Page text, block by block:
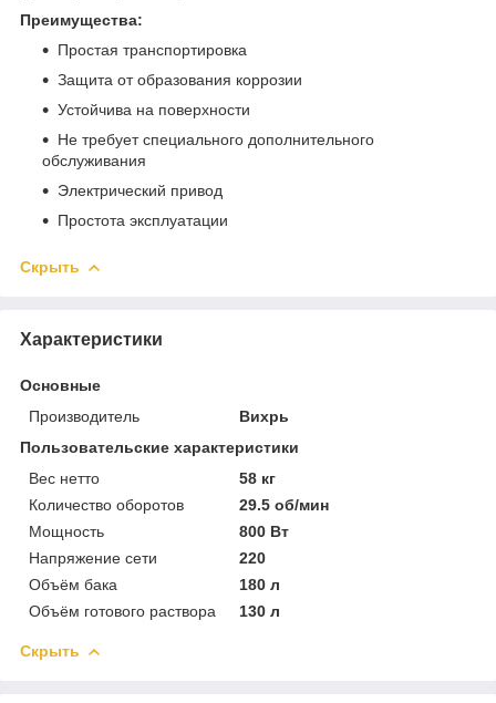
Преимущества:
Простая транспортировка
Защита от образования коррозии
Устойчива на поверхности
Не требует специального дополнительного
обслуживания
Электрический привод
Простота эксплуатации
Скрыть
Характеристики
Основные
Производитель
Вихрь
Пользовательские характеристики
Вес нетто
58 кг
Количество оборотов
29.5 об/мин
Мощность
800 Вт
Напряжение сети
220
Объём бака
180 л
Объём готового раствора
130 л
Скрыть